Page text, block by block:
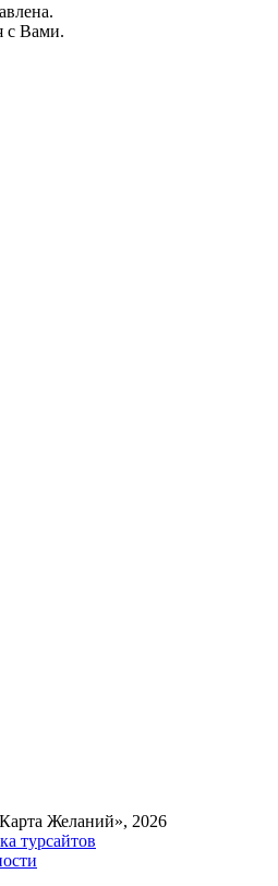
с Вами.
Желаний», 2026
турсайтов